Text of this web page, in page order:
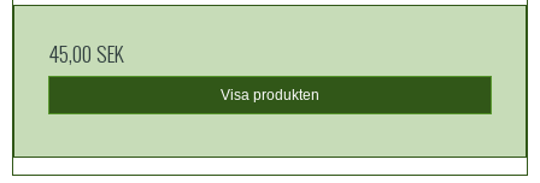
45,00 SEK
Visa produkten